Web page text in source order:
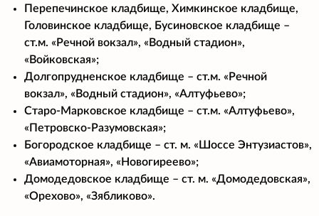
Перепечинское кладбище, Химкинское кладбище,
Головинское кладбище, Бусиновское кладбище –
ст.м. «Речной вокзал», «Водный стадион»,
«Войковская»;
Долгопрудненское кладбище – ст.м. «Речной
вокзал», «Водный стадион», «Алтуфьево»;
Старо-Марковское кладбище – ст.м. «Алтуфьево»,
«Петровско-Разумовская»;
Богородское кладбище – ст. м. «Шоссе Энтузиастов»,
«Авиамоторная», «Новогиреево»;
Домодедовское кладбище – ст. м. «Домодедовская»,
«Орехово», «Зябликово».